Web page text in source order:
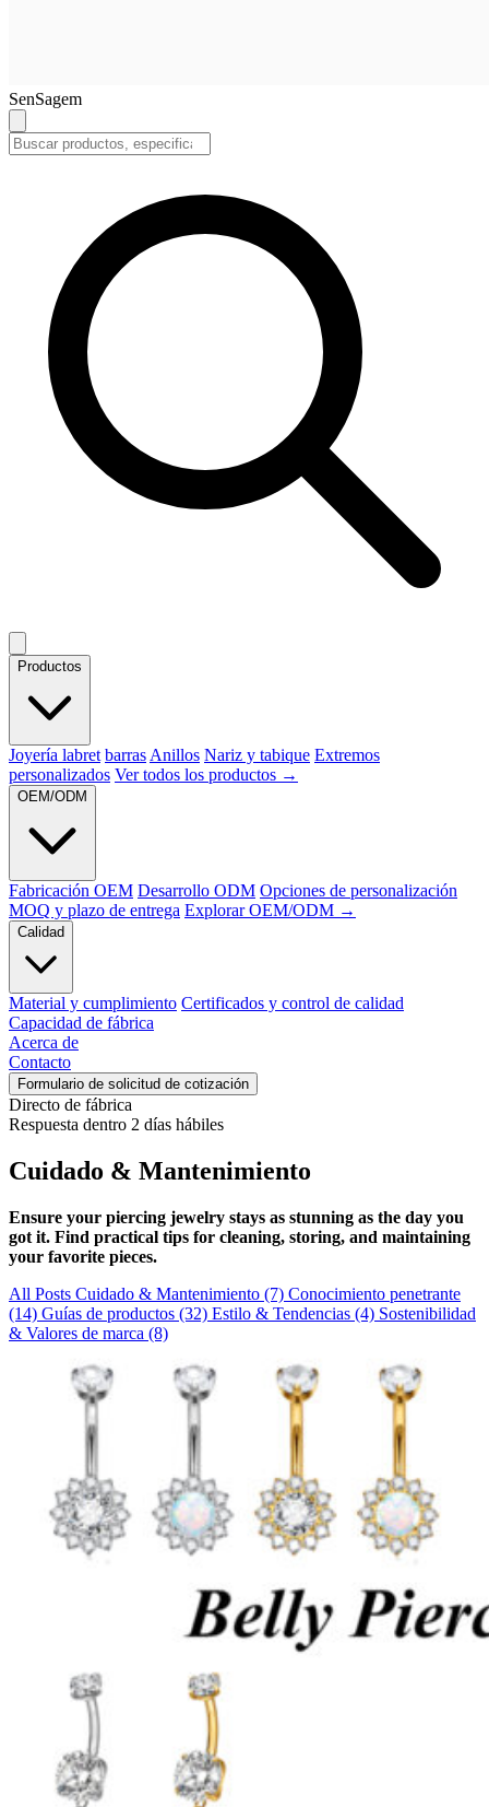
SenSagem
Productos
Joyería labret barras Anillos Nariz y tabique Extremos
personalizados Ver todos los productos →
OEM/ODM
Fabricación OEM Desarrollo ODM Opciones de personalización
MOQ y plazo de entrega Explorar OEM/ODM →
Calidad
Material y cumplimiento Certificados y control de calidad
Capacidad de fábrica
Acerca de
Contacto
Formulario de solicitud de cotización
Directo de fábrica
Respuesta dentro 2 días hábiles
Cuidado & Mantenimiento
Ensure your piercing jewelry stays as stunning as the day you
got it. Find practical tips for cleaning, storing, and maintaining
your favorite pieces.
All Posts Cuidado & Mantenimiento (7) Conocimiento penetrante
(14) Guías de productos (32) Estilo & Tendencias (4) Sostenibilidad
& Valores de marca (8)